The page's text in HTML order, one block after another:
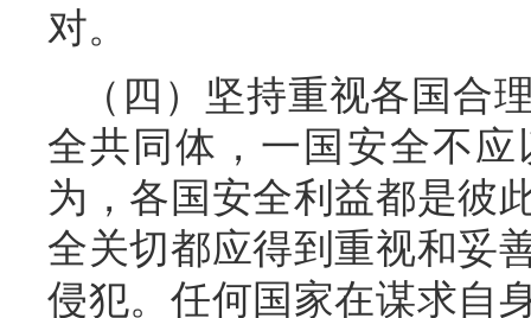
对。
（四）坚持重视各国合
全共同体，一国安全不
为，各国安全利益都是彼
全关切都应得到重视和妥
侵犯。任何国家在谋求自